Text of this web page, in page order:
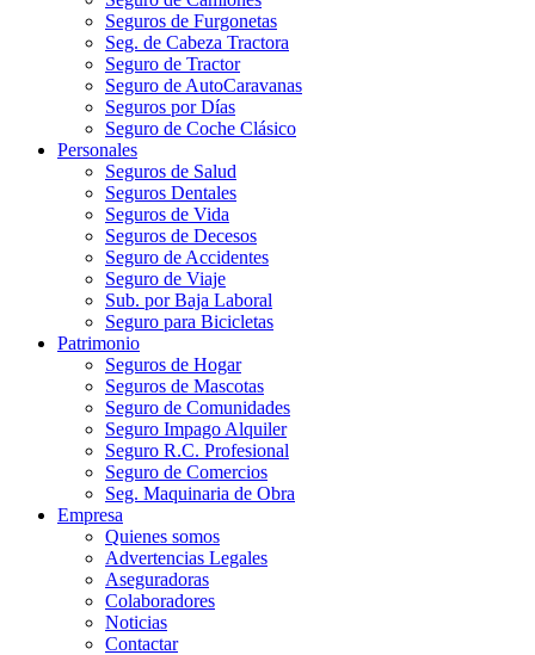
Seguros de Furgonetas
Seg. de Cabeza Tractora
Seguro de Tractor
Seguro de AutoCaravanas
Seguros por Días
Seguro de Coche Clásico
Personales
Seguros de Salud
Seguros Dentales
Seguros de Vida
Seguros de Decesos
Seguro de Accidentes
Seguro de Viaje
Sub. por Baja Laboral
Seguro para Bicicletas
Patrimonio
Seguros de Hogar
Seguros de Mascotas
Seguro de Comunidades
Seguro Impago Alquiler
Seguro R.C. Profesional
Seguro de Comercios
Seg. Maquinaria de Obra
Empresa
Quienes somos
Advertencias Legales
Aseguradoras
Colaboradores
Noticias
Contactar